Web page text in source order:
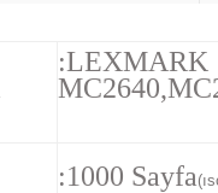
:LEXMARK
:1000 Sayfa